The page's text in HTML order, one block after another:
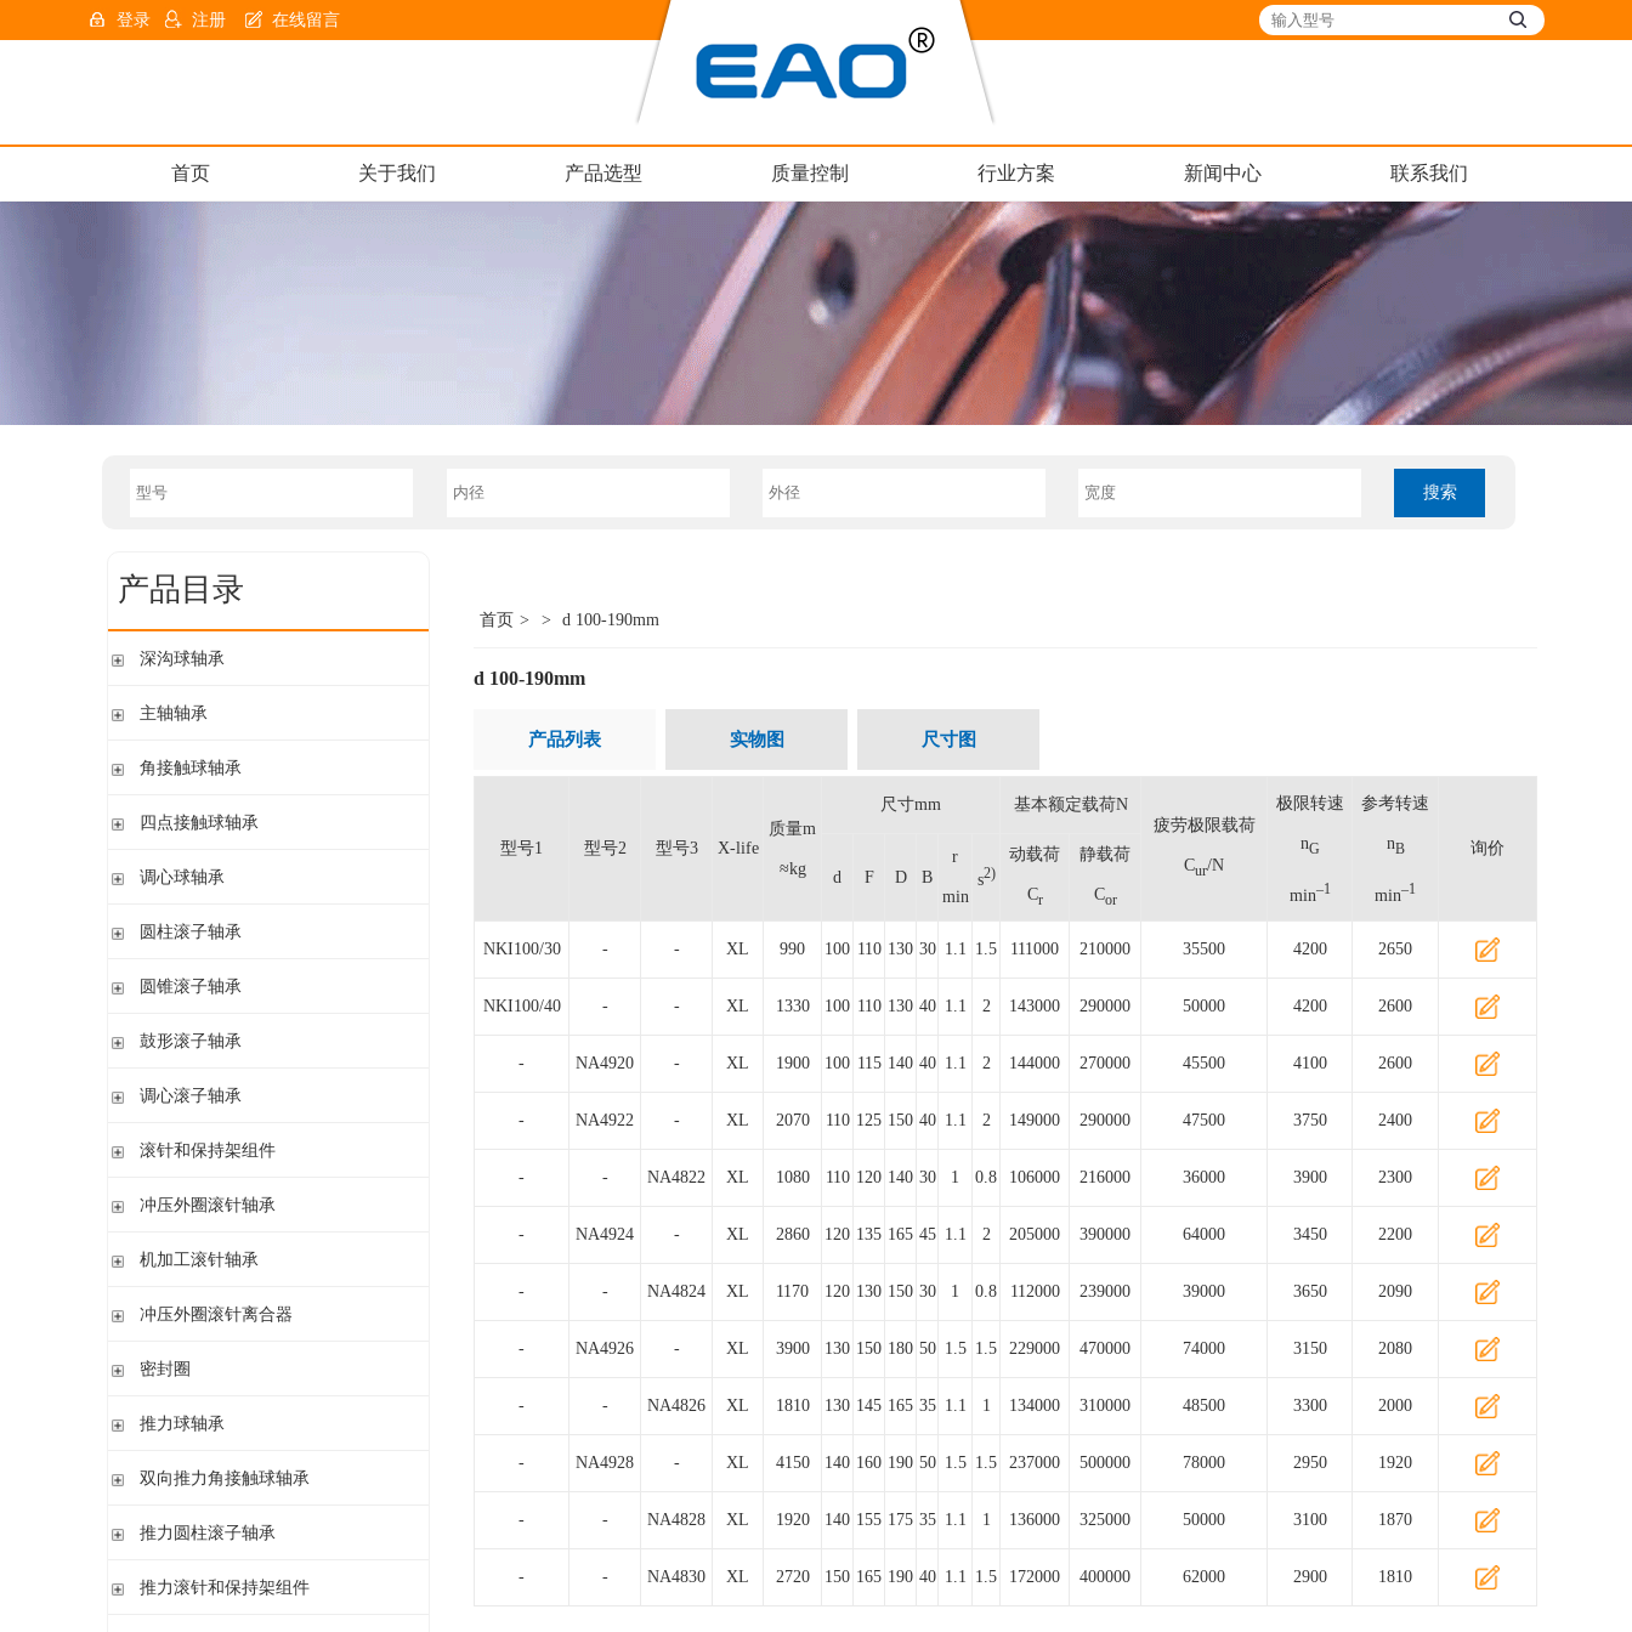
在线留言
登录 注册
首页 关于我们 产品选型 质量控制 行业方案 新闻中心 联系我们
产品目录
深沟球轴承
单列开式
双列
主轴轴承
带钢球
带钢球 密封
角接触球轴承
单列开式或密封
双列开式或密封
四点接触球轴承
四点接触球轴承
调心球轴承
圆柱孔开式或密封
圆柱孔或圆锥孔 开式
带紧定套开式或密封
带紧定套开式
圆柱滚子轴承
带保持架的圆柱滚子轴承
单列满装圆柱滚子轴承
高精密圆柱滚子轴承
圆锥滚子轴承
单列圆锥滚子轴承
单列英制圆锥滚子轴承
鼓形滚子轴承
圆柱孔或圆锥孔
调心滚子轴承
圆柱孔或圆锥孔
带退卸套
滚针和保持架组件
单列
冲压外圈滚针轴承
开式 闭式 无密封
开式、满装滚针单元、无密封
机加工滚针轴承
无内圈
带内圈 开式
带内圈 密封
无挡边无内圈 开式
调心 有/无内圈
滚针/ 推力球轴承 无内圈 带或不带外罩
冲压外圈滚针离合器
不带轴承 带滚花或不带滚花
密封圈
密封圈
推力球轴承
单向推力球轴承
双向推力角接触球轴承
双向推力角接触球轴承
推力圆柱滚子轴承
推力圆柱滚子轴承 保持架组件 推力轴承垫圈
推力滚针和保持架组件
首页 > > d 100-190mm
d 100-190mm
产品列表 实物图 尺寸图
型号1 型号2 型号3 X-life
质量m
≈kg
尺寸mm
基本额定载荷N
疲劳极限载荷
Cur/N
极限转速
nG
min–1
参考转速
nB
min–1
询价
d
F D B
r
min
s2)
动载荷
Cr
静载荷
Cor
NKI100/30 - - XL 990 100 110 130 30 1.1 1.5 111000 210000 35500 4200 2650
NKI100/40 - - XL 1330 100 110 130 40 1.1 2 143000 290000 50000 4200 2600
- NA4920 - XL 1900 100 115 140 40 1.1 2 144000 270000 45500 4100 2600
- NA4922 - XL 2070 110 125 150 40 1.1 2 149000 290000 47500 3750 2400
- - NA4822 XL 1080 110 120 140 30 1 0.8 106000 216000 36000 3900 2300
- NA4924 - XL 2860 120 135 165 45 1.1 2 205000 390000 64000 3450 2200
- - NA4824 XL 1170 120 130 150 30 1 0.8 112000 239000 39000 3650 2090
- NA4926 - XL 3900 130 150 180 50 1.5 1.5 229000 470000 74000 3150 2080
- - NA4826 XL 1810 130 145 165 35 1.1 1 134000 310000 48500 3300 2000
- NA4928 - XL 4150 140 160 190 50 1.5 1.5 237000 500000 78000 2950 1920
- - NA4828 XL 1920 140 155 175 35 1.1 1 136000 325000 50000 3100 1870
- - NA4830 XL 2720 150 165 190 40 1.1 1.5 172000 400000 62000 2900 1810